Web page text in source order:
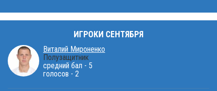
ИГРОКИ СЕНТЯБРЯ
Виталий Мироненко
Полузащитник
средний бал - 5
голосов - 2